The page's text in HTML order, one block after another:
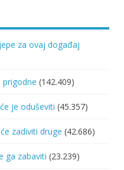
za ovaj događaj
prigodne (142.409)
je oduševiti (45.357)
zadiviti druge (42.686)
ga zabaviti (23.239)